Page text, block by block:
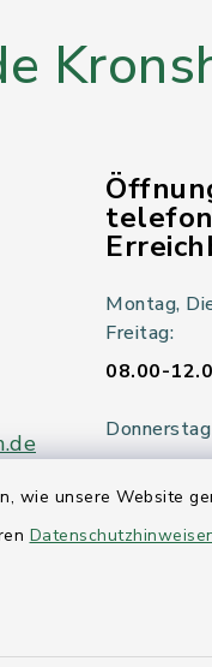
wie unsere Website
Montag,
Freitag:
08.00-
14.00-
Mittwoch: